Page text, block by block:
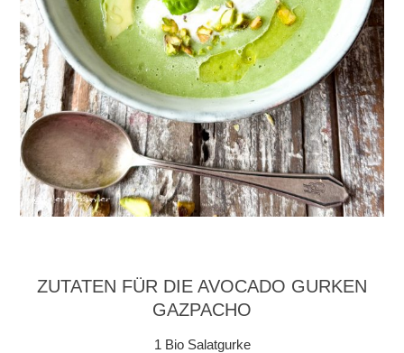
ZUTATEN FÜR DIE AVOCADO GURKEN
GAZPACHO
1 Bio Salatgurke